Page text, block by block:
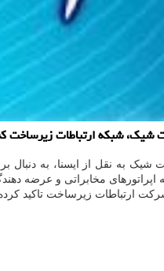
شبکه ارتباطات زیرساخت
شیک به نقل از ایسنا، به دنبال
مخابراتی و عرضه
ارتباطات زیرساخت تاکید